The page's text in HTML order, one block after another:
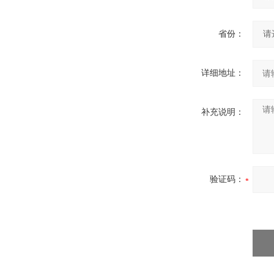
省份：
详细地址：
补充说明：
验证码：